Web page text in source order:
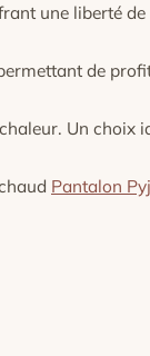
une liberté de
de
Un choix
Pantalon